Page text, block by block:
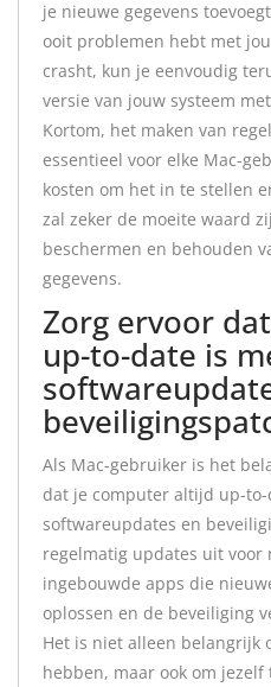
je nieuwe gegevens
ooit problemen hebt met
crasht, kun je eenvoudig
versie van jouw systeem
Kortom, het maken van
essentieel voor elke Mac-
kosten om het in te stellen
zal zeker de moeite waard
beschermen en behouden
gegevens.
Zorg ervoor
up-to-date is
Als Mac-gebruiker is het
dat je computer altijd up-
softwareupdates en
regelmatig updates uit voor
ingebouwde apps die
oplossen en de beveiliging
Het is niet alleen belangrijk
hebben, maar ook om